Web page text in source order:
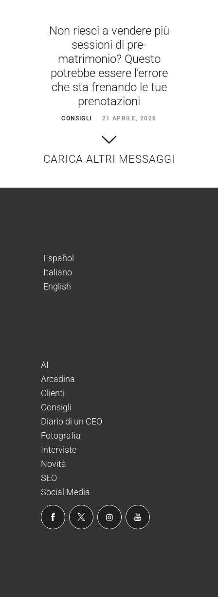
Non riesci a vendere più
sessioni di pre-
matrimonio? Questo
potrebbe essere l’errore
che sta frenando le tue
prenotazioni
CONSIGLI 21 APRILE, 2026
CARICA ALTRI MESSAGGI
Español
Italiano
English
AI
Arcadina
Clienti
Consigli
Diario di un CEO
Fotografia
Interviste
Novità
SEO
Social Media